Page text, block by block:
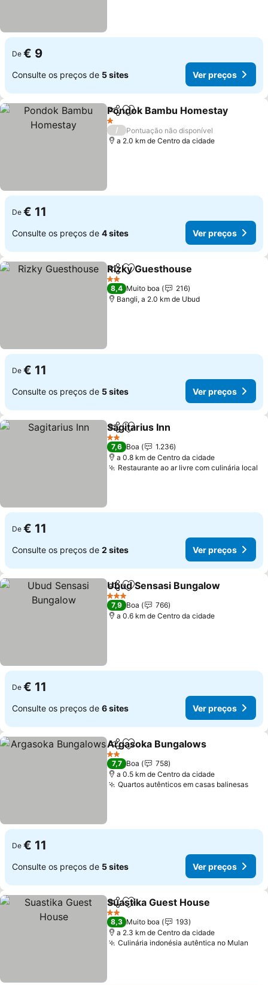
De € 9
Consulte os preços de 5 sites Ver preços
PartilharAdicionar aos favoritos
Pondok Bambu Homestay
1 Estrelas
/
Pontuação não disponível
a 2.0 km de Centro da cidade
De € 11
Consulte os preços de 4 sites Ver preços
PartilharAdicionar aos favoritos
Rizky Guesthouse
2 Estrelas
8,4 Muito boa
216
Bangli, a 2.0 km de Ubud
De € 11
Consulte os preços de 5 sites Ver preços
PartilharAdicionar aos favoritos
Sagitarius Inn
2 Estrelas
7,6 Boa
1.236
a 0.8 km de Centro da cidade
Restaurante ao ar livre com culinária local
De € 11
Consulte os preços de 2 sites Ver preços
PartilharAdicionar aos favoritos
Ubud Sensasi Bungalow
3 Estrelas
7,9 Boa
766
a 0.6 km de Centro da cidade
De € 11
Consulte os preços de 6 sites Ver preços
PartilharAdicionar aos favoritos
Argasoka Bungalows
2 Estrelas
7,7 Boa
758
a 0.5 km de Centro da cidade
Quartos autênticos em casas balinesas
De € 11
Consulte os preços de 5 sites Ver preços
PartilharAdicionar aos favoritos
Suastika Guest House
2 Estrelas
8,3 Muito boa
193
a 2.3 km de Centro da cidade
Culinária indonésia autêntica no Mulan